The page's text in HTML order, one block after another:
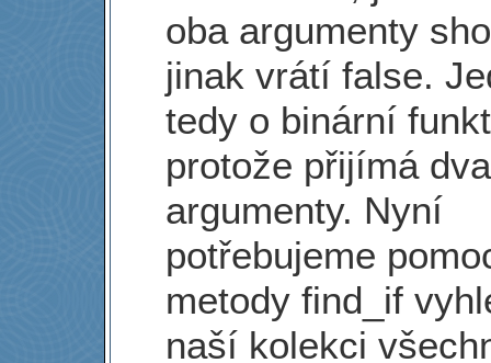
oba argumenty
jinak vrátí false.
tedy o binární
protože přijímá dva
argumenty. Nyní
potřebujeme
metody find_if
naší kolekci